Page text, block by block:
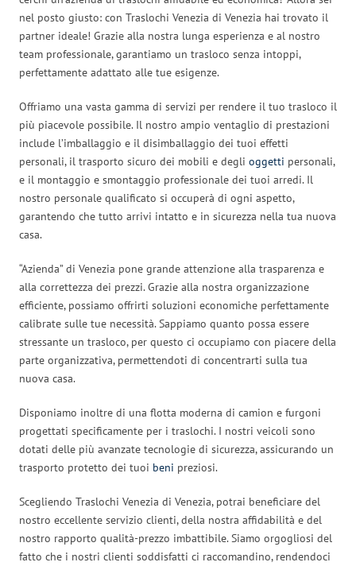
nel posto giusto: con Traslochi Venezia di Venezia hai trovato il
partner ideale! Grazie alla nostra lunga esperienza e al nostro
team professionale, garantiamo un trasloco senza intoppi,
perfettamente adattato alle tue esigenze.
Offriamo una vasta gamma di servizi per rendere il tuo trasloco il
più piacevole possibile. Il nostro ampio ventaglio di prestazioni
include l’imballaggio e il disimballaggio dei tuoi effetti
personali, il trasporto sicuro dei mobili e degli oggetti personali,
e il montaggio e smontaggio professionale dei tuoi arredi. Il
nostro personale qualificato si occuperà di ogni aspetto,
garantendo che tutto arrivi intatto e in sicurezza nella tua nuova
casa.
“Azienda” di Venezia pone grande attenzione alla trasparenza e
alla correttezza dei prezzi. Grazie alla nostra organizzazione
efficiente, possiamo offrirti soluzioni economiche perfettamente
calibrate sulle tue necessità. Sappiamo quanto possa essere
stressante un trasloco, per questo ci occupiamo con piacere della
parte organizzativa, permettendoti di concentrarti sulla tua
nuova casa.
Disponiamo inoltre di una flotta moderna di camion e furgoni
progettati specificamente per i traslochi. I nostri veicoli sono
dotati delle più avanzate tecnologie di sicurezza, assicurando un
trasporto protetto dei tuoi beni preziosi.
Scegliendo Traslochi Venezia di Venezia, potrai beneficiare del
nostro eccellente servizio clienti, della nostra affidabilità e del
nostro rapporto qualità-prezzo imbattibile. Siamo orgogliosi del
fatto che i nostri clienti soddisfatti ci raccomandino, rendendoci